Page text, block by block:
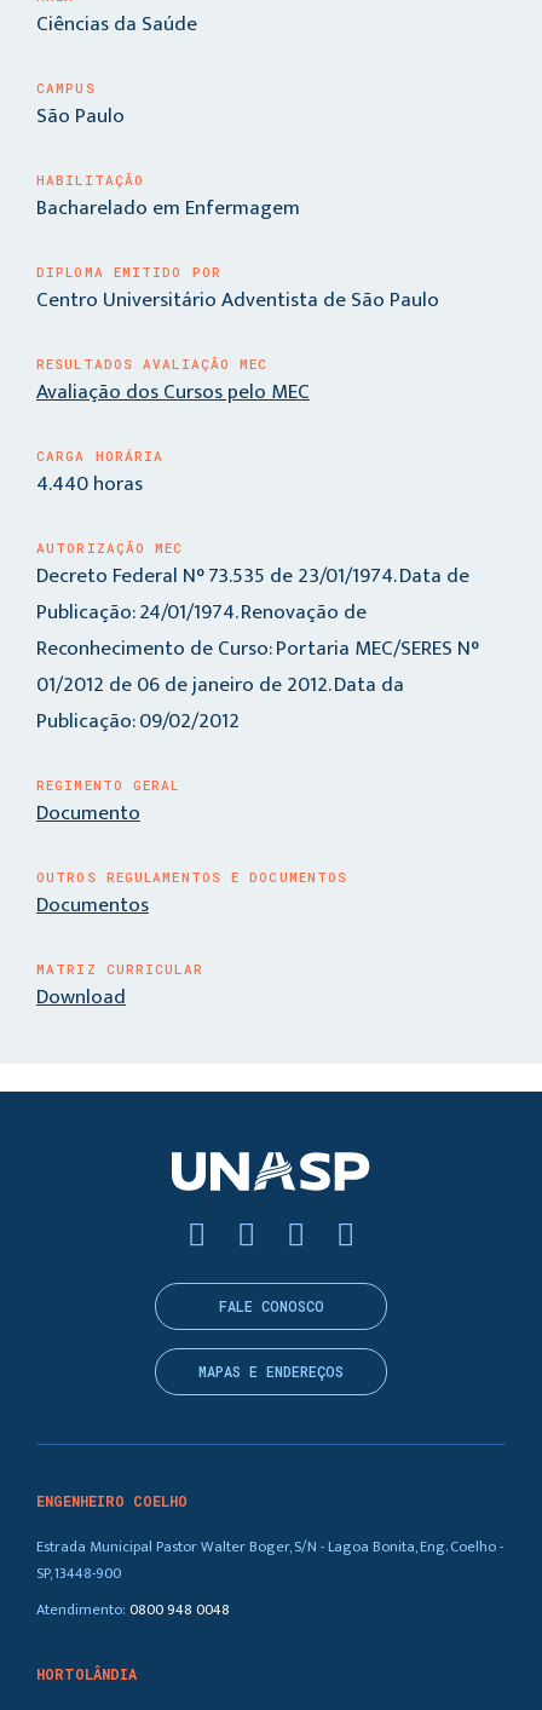
Ciências da Saúde
CAMPUS
São Paulo
HABILITAÇÃO
Bacharelado em Enfermagem
DIPLOMA EMITIDO POR
Centro Universitário Adventista de São Paulo
RESULTADOS AVALIAÇÃO MEC
Avaliação dos Cursos pelo MEC
CARGA HORÁRIA
4.440 horas
AUTORIZAÇÃO MEC
Decreto Federal N° 73.535 de 23/01/1974. Data de
Publicação: 24/01/1974. Renovação de
Reconhecimento de Curso: Portaria MEC/SERES N°
01/2012 de 06 de janeiro de 2012. Data da
Publicação: 09/02/2012
REGIMENTO GERAL
Documento
OUTROS REGULAMENTOS E DOCUMENTOS
Documentos
MATRIZ CURRICULAR
Download
ENGENHEIRO COELHO
Estrada Municipal Pastor Walter Boger, S/N - Lagoa Bonita, Eng. Coelho -
SP, 13448-900
Atendimento:0800 948 0048
HORTOLÂNDIA
FALE CONOSCO
MAPAS E ENDEREÇOS